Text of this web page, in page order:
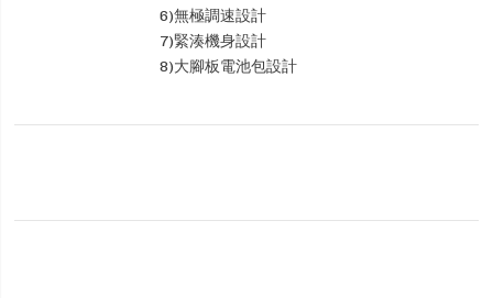
6)無極調速設計
7)緊湊機身設計
8)大腳板電池包設計